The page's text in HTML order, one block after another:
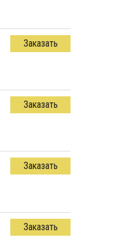
Заказать
Заказать
Заказать
Заказать